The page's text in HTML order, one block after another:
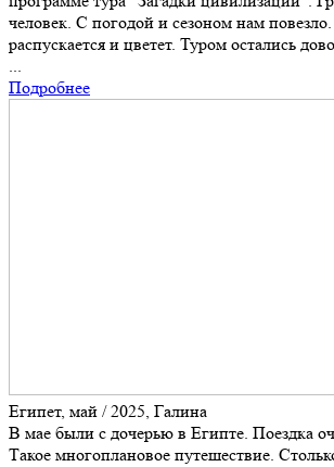
человек. С погодой и сезоном нам
распускается и цветет. Туром остались
Подробнее
Египет, май / 2025, Галина
В мае были с дочерью в Египте. Поездка
Такое многоплановое путешествие.